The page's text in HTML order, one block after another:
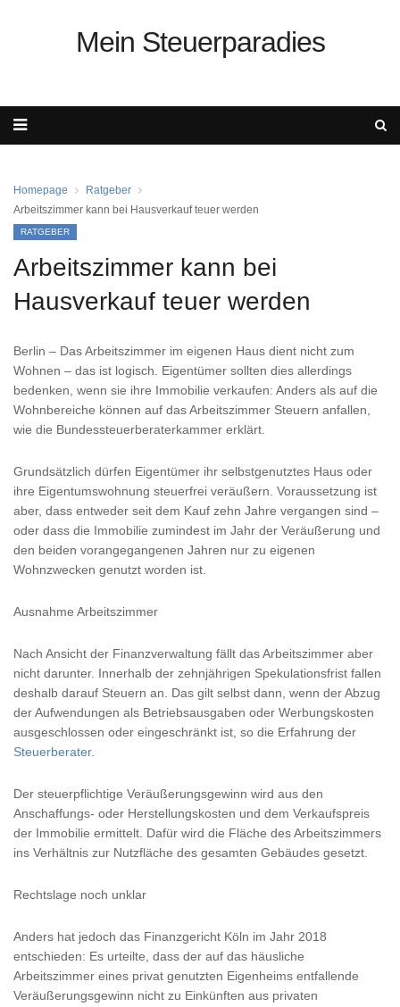
Mein Steuerparadies
Homepage
Ratgeber
Arbeitszimmer kann bei Hausverkauf teuer werden
RATGEBER
Arbeitszimmer kann bei
Hausverkauf teuer werden
Berlin – Das Arbeitszimmer im eigenen Haus dient nicht zum
Wohnen – das ist logisch. Eigentümer sollten dies allerdings
bedenken, wenn sie ihre Immobilie verkaufen: Anders als auf die
Wohnbereiche können auf das Arbeitszimmer Steuern anfallen,
wie die Bundessteuerberaterkammer erklärt.
Grundsätzlich dürfen Eigentümer ihr selbstgenutztes Haus oder
ihre Eigentumswohnung steuerfrei veräußern. Voraussetzung ist
aber, dass entweder seit dem Kauf zehn Jahre vergangen sind –
oder dass die Immobilie zumindest im Jahr der Veräußerung und
den beiden vorangegangenen Jahren nur zu eigenen
Wohnzwecken genutzt worden ist.
Ausnahme Arbeitszimmer
Nach Ansicht der Finanzverwaltung fällt das Arbeitszimmer aber
nicht darunter. Innerhalb der zehnjährigen Spekulationsfrist fallen
deshalb darauf Steuern an. Das gilt selbst dann, wenn der Abzug
der Aufwendungen als Betriebsausgaben oder Werbungskosten
ausgeschlossen oder eingeschränkt ist, so die Erfahrung der
Steuerberater.
Der steuerpflichtige Veräußerungsgewinn wird aus den
Anschaffungs- oder Herstellungskosten und dem Verkaufspreis
der Immobilie ermittelt. Dafür wird die Fläche des Arbeitszimmers
ins Verhältnis zur Nutzfläche des gesamten Gebäudes gesetzt.
Rechtslage noch unklar
Anders hat jedoch das Finanzgericht Köln im Jahr 2018
entschieden: Es urteilte, dass der auf das häusliche
Arbeitszimmer eines privat genutzten Eigenheims entfallende
Veräußerungsgewinn nicht zu Einkünften aus privaten